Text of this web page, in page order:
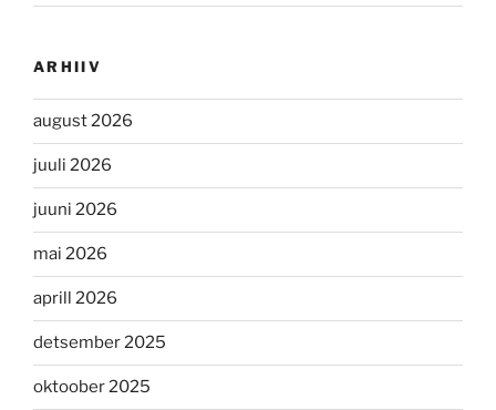
ARHIIV
august 2026
juuli 2026
juuni 2026
mai 2026
aprill 2026
detsember 2025
oktoober 2025